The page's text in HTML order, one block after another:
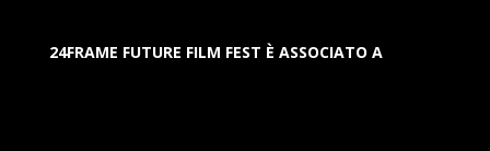
24FRAME FUTURE FILM FEST È ASSOCIATO A